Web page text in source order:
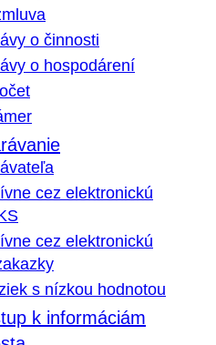
o činnosti
o hospodárení
cez elektronickú
cez elektronickú
s nízkou hodnotou
k informáciám